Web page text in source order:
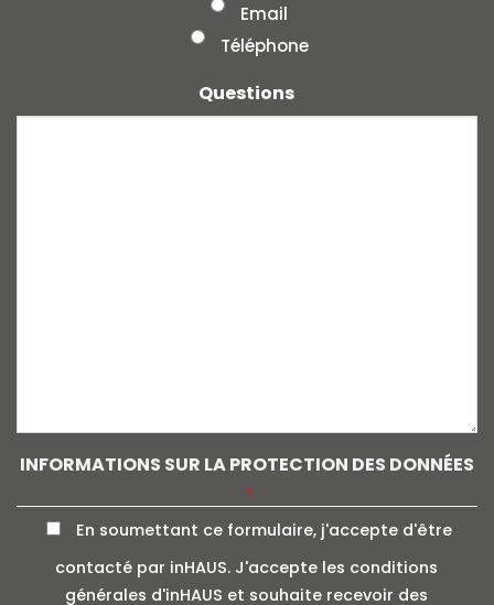
Email
Téléphone
Questions
INFORMATIONS SUR LA PROTECTION DES DONNÉES
*
En soumettant ce formulaire, j'accepte d'être
contacté par inHAUS. J'accepte les conditions
générales d'inHAUS et souhaite recevoir des